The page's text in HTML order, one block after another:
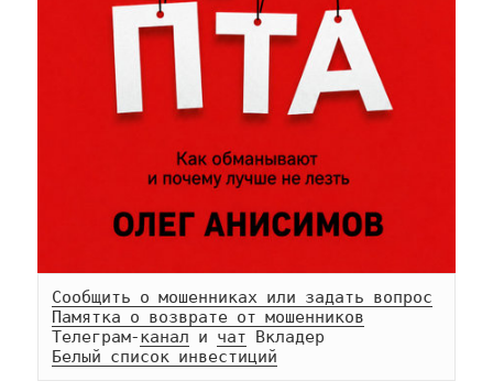
Сообщить о мошенниках или задать вопрос
Памятка о возврате от мошенников
Телеграм-канал и чат
Белый список инвестиций